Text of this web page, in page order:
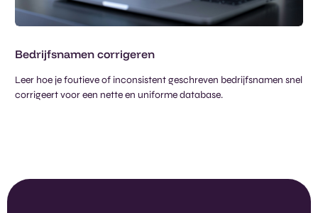
Bedrijfsnamen corrigeren​
Leer hoe je foutieve of inconsistent geschreven bedrijfsnamen snel
corrigeert voor een nette en uniforme database.​